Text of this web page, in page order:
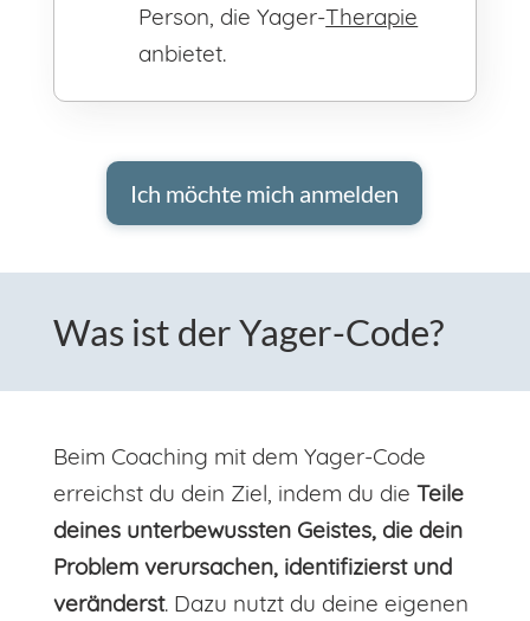
Person, die Yager-Therapie
anbietet.
Ich möchte mich anmelden
Was ist der Yager-Code?
Beim Coaching mit dem Yager-Code
erreichst du dein Ziel, indem du dieTeile
deines unterbewussten Geistes, die dein
Problem verursachen, identifizierst und
veränderst. Dazu nutzt du deine eigenen